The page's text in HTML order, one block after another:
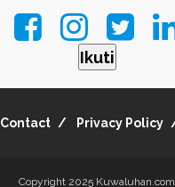
Ikuti
Contact Privacy Policy
Copyright 2025 Kuwaluhan.com